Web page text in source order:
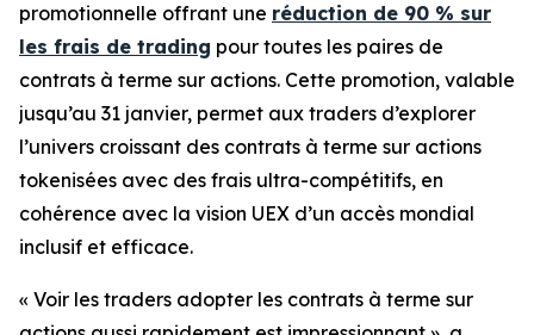
promotionnelle offrant une réduction de 90 % sur
les frais de trading pour toutes les paires de
contrats à terme sur actions. Cette promotion, valable
jusqu’au 31 janvier, permet aux traders d’explorer
l’univers croissant des contrats à terme sur actions
tokenisées avec des frais ultra-compétitifs, en
cohérence avec la vision UEX d’un accès mondial
inclusif et efficace.
« Voir les traders adopter les contrats à terme sur